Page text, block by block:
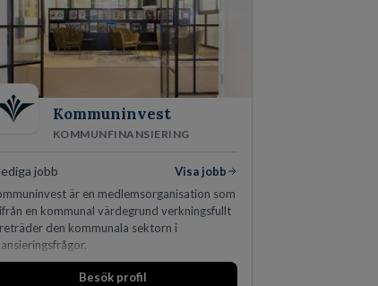
Kommuninvest
KOMMUNFINANSIERING
jobb
Visa jobb
är en medlemsorganisation som
en kommunal värdegrund verkningsfullt
den kommunala sektorn i
Besök profil